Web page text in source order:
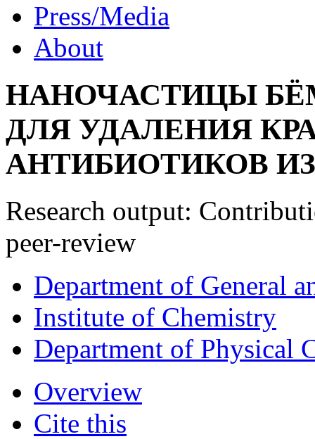
Press/Media
About
НАНОЧАСТИЦЫ
ДЛЯ УДАЛЕНИЯ
АНТИБИОТИКОВ
Research output:
peer-review
Department of General
Institute of Chemistry
Department of Physical
Overview
Cite this